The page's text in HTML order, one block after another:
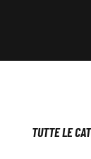
TUTTE LE